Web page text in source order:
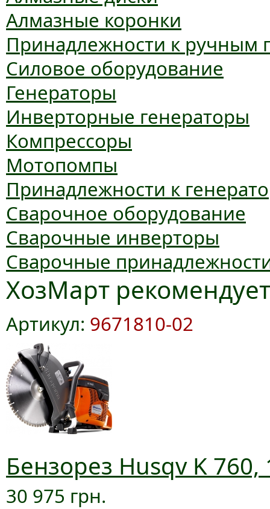
Алмазные коронки
Принадлежности к ручным
Силовое оборудование
Генераторы
Инверторные генераторы
Компрессоры
Мотопомпы
Принадлежности к
Сварочное оборудование
Сварочные инверторы
Сварочные
ХозМарт рекомендует
Артикул: 9671810-02
Бензорез Husqv K 760,
30 975 грн.